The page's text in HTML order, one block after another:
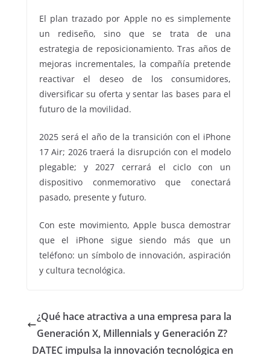
El plan trazado por Apple no es simplemente
un rediseño, sino que se trata de una
estrategia de reposicionamiento. Tras años de
mejoras incrementales, la compañía pretende
reactivar el deseo de los consumidores,
diversificar su oferta y sentar las bases para el
futuro de la movilidad.
2025 será el año de la transición con el iPhone
17 Air; 2026 traerá la disrupción con el modelo
plegable; y 2027 cerrará el ciclo con un
dispositivo conmemorativo que conectará
pasado, presente y futuro.
Con este movimiento, Apple busca demostrar
que el iPhone sigue siendo más que un
teléfono: un símbolo de innovación, aspiración
y cultura tecnológica.
¿Qué hace atractiva a una empresa para la
Generación X, Millennials y Generación Z?
DATEC impulsa la innovación tecnológica en